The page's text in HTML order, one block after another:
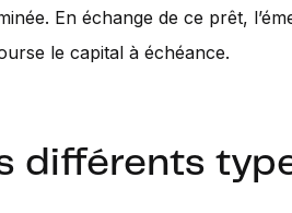
En échange de ce prêt,
le capital à échéance.
différents